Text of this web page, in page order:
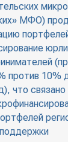
МФО)
против 10%
что